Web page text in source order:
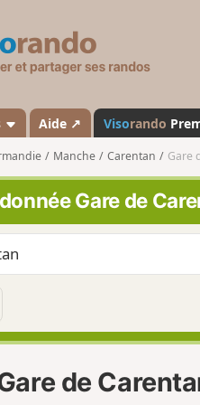
s
a
n
d
o
Aide ↗ Visorando
Manche Carentan Gare
Gare de
de